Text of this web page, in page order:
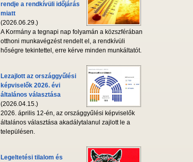
rendje a rendkívüli időjárás
miatt
(2026.06.29.)
A Kormány a tegnapi nap folyamán a közszférában
otthoni munkavégzést rendelt el, a rendkívüli
hőségre tekintettel, erre kérve minden munkáltatót.
Lezajlott az országgyűlési
képviselők 2026. évi
általános választása
(2026.04.15.)
2026. április 12-én, az országgyűlési képviselők
általános választása akadálytalanul zajlott le a
településen.
Legeltetési tilalom és